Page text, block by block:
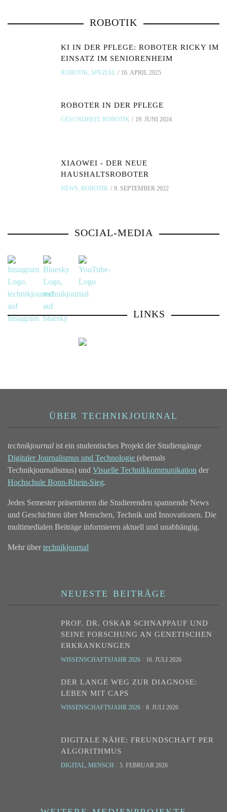
ROBOTIK
KI IN DER PFLEGE: ROBOTER RICKY IM
EINSATZ IM SENIORENHEIM
ROBOTIK, SPEZIAL 16. APRIL 2025
ROBOTER IN DER PFLEGE
GESUNDHEIT, ROBOTIK 19. JUNI 2024
XIAOWEI - DER NEUE
HAUSHALTSROBOTER
NEWS, ROBOTIK 9. SEPTEMBER 2022
SOCIAL-MEDIA
LINKS
ÜBER TECHNIKJOURNAL
technikjournal ist ein studentisches Projekt der Studiengänge
Digitaler Journalismus und Technologie (ehemals
Technikjournalismus) und Visuelle Technikkommunikation der
Hochschule Bonn-Rhein-Sieg.
Jedes Semester präsentieren die Studierenden spannende News
und Geschichten über Menschen, Technik und Innovationen. Die
multimedialen Beiträge informieren aktuell und unabhängig.
Mehr über technikjournal
NEUESTE BEITRÄGE
PROF. DR. OSKAR SCHNAPPAUF UND
SEINE FORSCHUNG AN GENETISCHEN
ERKRANKUNGEN
WISSENSCHAFTSJAHR 2026 16. JULI 2026
DER LANGE WEG ZUR DIAGNOSE:
LEBEN MIT CAPS
WISSENSCHAFTSJAHR 2026 8. JULI 2026
DIGITALE NÄHE: FREUNDSCHAFT PER
ALGORITHMUS
DIGITAL, MENSCH 5. FEBRUAR 2026